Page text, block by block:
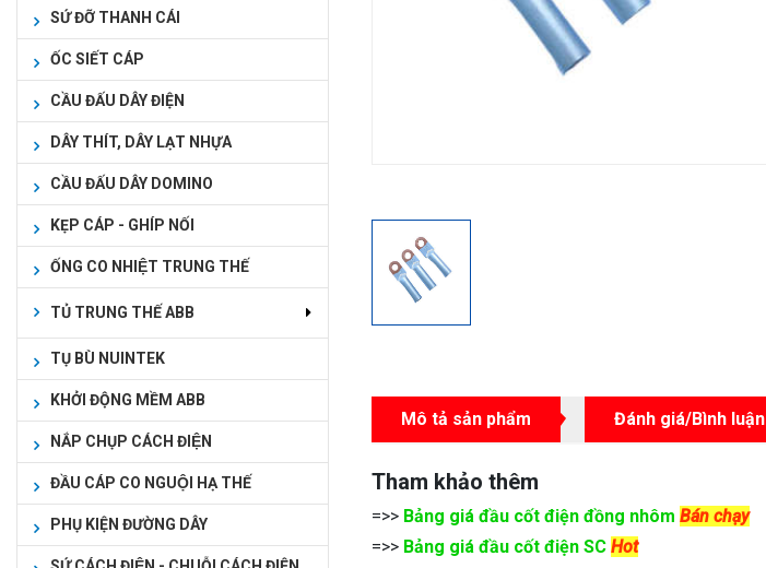
SỨ ĐỠ THANH CÁI
ỐC SIẾT CÁP
CẦU ĐẤU DÂY ĐIỆN
DÂY THÍT, DÂY LẠT NHỰA
CẦU ĐẤU DÂY DOMINO
KẸP CÁP - GHÍP NỐI
ỐNG CO NHIỆT TRUNG THẾ
TỦ TRUNG THẾ ABB
TỤ BÙ NUINTEK
KHỞI ĐỘNG MỀM ABB
NẮP CHỤP CÁCH ĐIỆN
ĐẦU CÁP CO NGUỘI HẠ THẾ
PHỤ KIỆN ĐƯỜNG DÂY
Mô tả sản phẩm Đánh giá/Bình luận
Tham khảo thêm
=>> Bảng giá đầu cốt điện đồng nhôm Bán chạy
=>> Bảng giá đầu cốt điện SC Hot